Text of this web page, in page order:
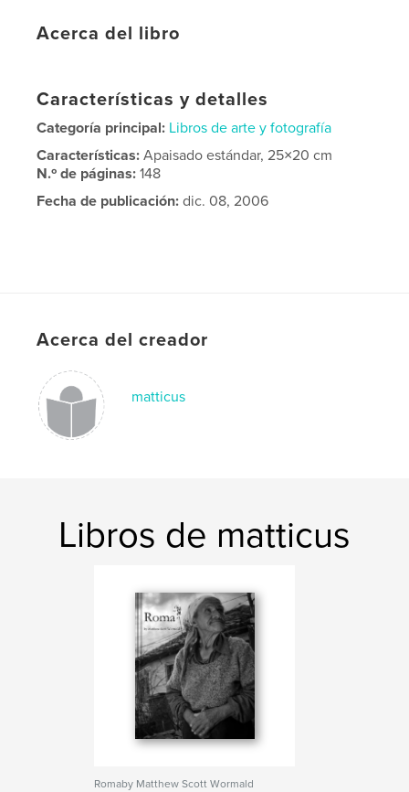
Acerca del libro
Características y detalles
Categoría principal: Libros de arte y fotografía
Características:Apaisado estándar, 25×20 cm
N.º de páginas:148
Fecha de publicación: dic. 08, 2006
Acerca del creador
matticus
Libros de matticus
Romaby Matthew Scott Wormald